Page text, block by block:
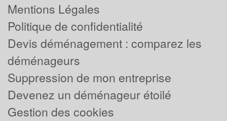
Mentions Légales
Politique de confidentialité
Devis déménagement : comparez les
déménageurs
Suppression de mon entreprise
Devenez un déménageur étoilé
Gestion des cookies